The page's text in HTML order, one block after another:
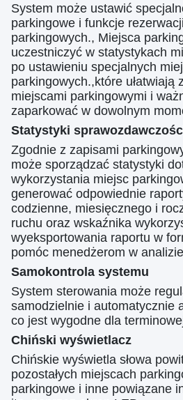
System może ustawić
parkingowe i funkcje
parkingowych., Miejsca
uczestniczyć w statystykach
po ustawieniu specjalnych
parkingowych.,które ułatwiają
miejscami parkingowymi i
zaparkować w dowolnym
Statystyki
Zgodnie z zapisami
może sporządzać statystyki
wykorzystania miejsc
generować odpowiednie
codzienne, miesięcznego i
ruchu oraz wskaźnika
wyeksportowania raportu w
pomóc menedżerom w
Samokontrola systemu
System sterowania może
samodzielnie i automatycznie
co jest wygodne dla
Chiński wyświetlacz
Chińskie wyświetla słowa
pozostałych miejscach
parkingowe i inne powiązane